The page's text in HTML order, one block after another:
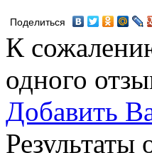
Поделиться
К
одного
Добавить
Результаты